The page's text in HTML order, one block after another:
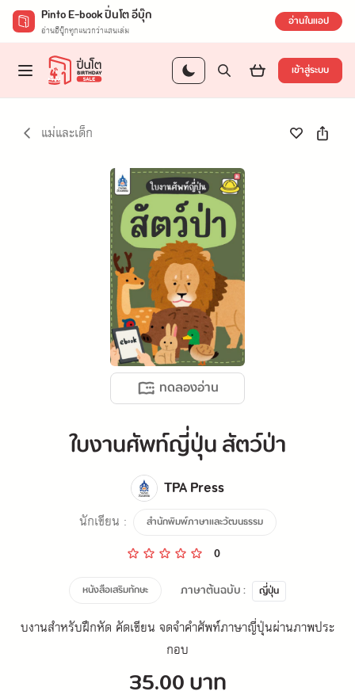
Pinto E-book ปิ่นโต อีบุ๊ก
อ่านอีบุ๊กทุกแนวกว่าแสนเล่ม อ่านในแอป
เข้าสู่ระบบ
แม่และเด็ก
ทดลองอ่าน
ใบงานศัพท์ญี่ปุ่น สัตว์ป่า
TPA Press
นักเขียน : สำนักพิมพ์ภาษาและวัฒนธรรม
0
หนังสือเสริมทักษะ ภาษาต้นฉบับ : ญี่ปุ่น
บงานสำหรับฝึกหัด คัดเขียน จดจำคำศัพท์ภาษาญี่ปุ่นผ่านภาพประ
กอบ
35.00 บาท